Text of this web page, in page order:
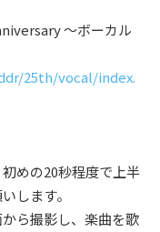
～ボーカル
25th/vocal/index.
めの20秒程度で上半
します。
ら撮影し、楽曲を歌